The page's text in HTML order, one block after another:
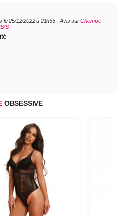
le 25/12/2022 à 21h55 - Avis surChemise
S
OBSESSIVE